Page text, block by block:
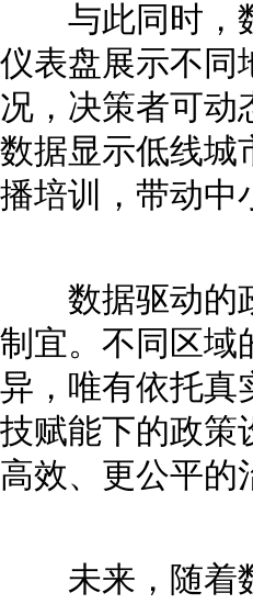
与此同时，数
仪表盘展示不同
况，决策者可动
数据显示低线城
播培训，带动中
数据驱动的政
制宜。不同区域
异，唯有依托真
技赋能下的政策
高效、更公平的
未来，随着数